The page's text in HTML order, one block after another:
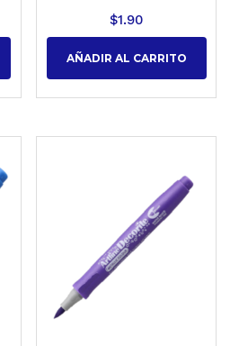
$1.90
AÑADIR AL CARRITO